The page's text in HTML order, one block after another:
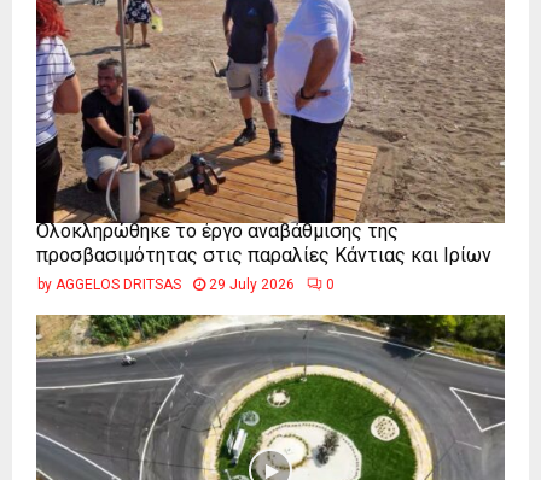
Ολοκληρώθηκε το έργο αναβάθμισης της
προσβασιμότητας στις παραλίες Κάντιας και Ιρίων
by AGGELOS DRITSAS 29 July 2026 0